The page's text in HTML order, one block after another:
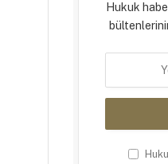
Hukuk